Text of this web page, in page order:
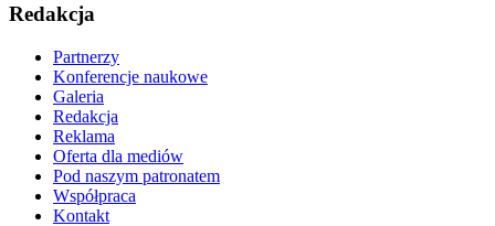
Redakcja
Partnerzy
Konferencje naukowe
Galeria
Redakcja
Reklama
Oferta dla mediów
Pod naszym patronatem
Współpraca
Kontakt